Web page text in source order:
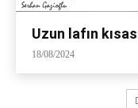
Uzun lafın
18/08/2024